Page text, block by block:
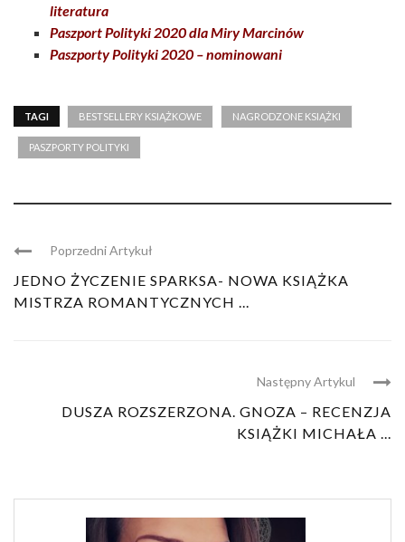
literatura
Paszport Polityki 2020 dla Miry Marcinów
Paszporty Polityki 2020 – nominowani
TAGI BESTSELLERY KSIĄŻKOWE NAGRODZONE KSIĄŻKI
PASZPORTY POLITYKI
Poprzedni Artykuł
JEDNO ŻYCZENIE SPARKSA- NOWA KSIĄŻKA
MISTRZA ROMANTYCZNYCH ...
Następny Artykul
DUSZA ROZSZERZONA. GNOZA – RECENZJA
KSIĄŻKI MICHAŁA ...